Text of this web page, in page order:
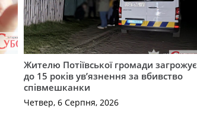
Жителю Потіївської громади загрожує
до 15 років ув’язнення за вбивство
співмешканки
Четвер, 6 Серпня, 2026